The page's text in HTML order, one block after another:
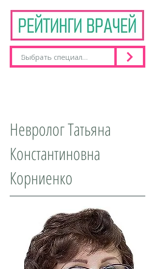
Невролог Татьяна
Константиновна
Корниенко